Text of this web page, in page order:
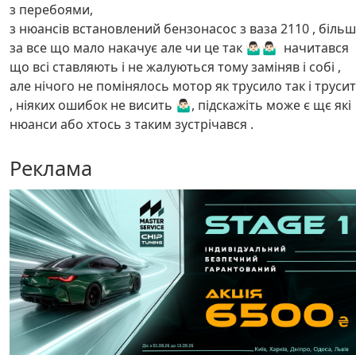
з перебоями,
з нюансів встановлений бензонасос з ваза 2110 , більш
за все що мало накачує але чи це так 🤷🏻‍♂️🤷🏻‍♂️ начитався
що всі ставляють і не жалуються тому заміняв і собі ,
але нічого не помінялось мотор як трусило так і
, ніяких ошибок не висить 🤷🏻‍♂️, підскажіть може є щє які
нюанси або хтось з таким зустрічався .
Реклама